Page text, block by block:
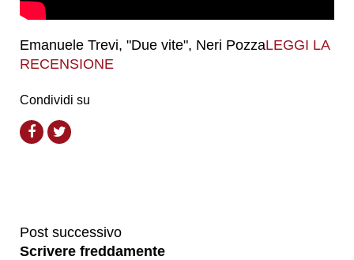
Emanuele Trevi, "Due vite", Neri PozzaLEGGI LA
RECENSIONE
Condividi su
Post successivo
Scrivere freddamente